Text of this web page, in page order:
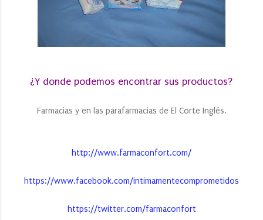
¿Y donde podemos encontrar sus productos?
Farmacias y en las parafarmacias de El Corte Inglés.
http://www.farmaconfort.com/
https://www.facebook.com/intimamentecomprometidos
https://twitter.com/farmaconfort